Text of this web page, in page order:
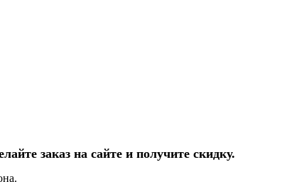
заказ на сайте и получите скидку.